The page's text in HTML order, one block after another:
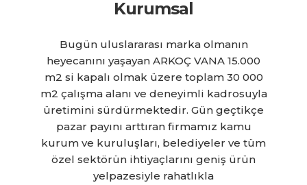
Kurumsal
Bugün uluslararası marka olmanın
heyecanını yaşayan ARKOÇ VANA 15.000
m2 si kapalı olmak üzere toplam 30 000
m2 çalışma alanı ve deneyimli kadrosuyla
üretimini sürdürmektedir. Gün geçtikçe
pazar payını arttıran firmamız kamu
kurum ve kuruluşları, belediyeler ve tüm
özel sektörün ihtiyaçlarını geniş ürün
yelpazesiyle rahatlıkla